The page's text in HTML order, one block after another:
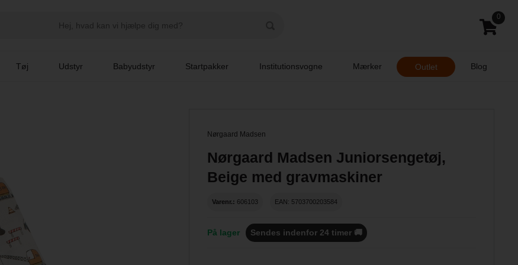
0
Tøj Udstyr Babyudstyr Startpakker Institutionsvogne Mærker Outlet Blog
Nørgaard Madsen
Nørgaard Madsen Juniorsengetøj,
Beige med gravmaskiner
Varenr.: 606103 EAN: 5703700203584
På lager Sendes indenfor 24 timer 🚚